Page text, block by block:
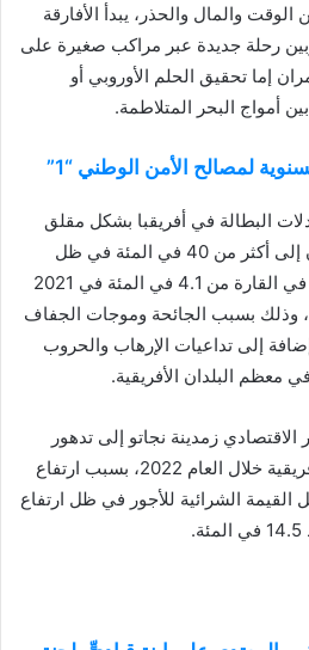
والمال والحذر، يبدأ الأفارقة
رحلة جديدة عبر مراكب صغيرة على
إما تحقيق الحلم الأوروبي أو
أمواج البحر المتلاطمة.
لمصالح الأمن الوطني “1”
البطالة في أفريقبا بشكل مقلق
حيث وصلت في بعص البلدان إلى أكثر من 40 في المئة في ظل
تراجع متوسط النمو السنوي في القارة من 4.1 في المئة في 2021
إلى 3.3 في المئة في 2022، وذلك بسبب الجائحة وموجات الجفاف
إلى تداعيات الإرهاب والحروب
معظم البلدان الأفريقية.
زمدينة نجاتو إلى تدهور
الأوضاع في معظم الدول الإفريقية خلال العام 2022، بسبب ارتفاع
القيمة الشرائية للأجور في ظل ارتفاع